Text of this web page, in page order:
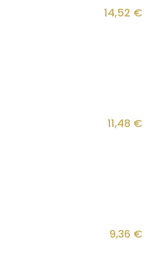
14,52 €
11,48 €
9,36 €